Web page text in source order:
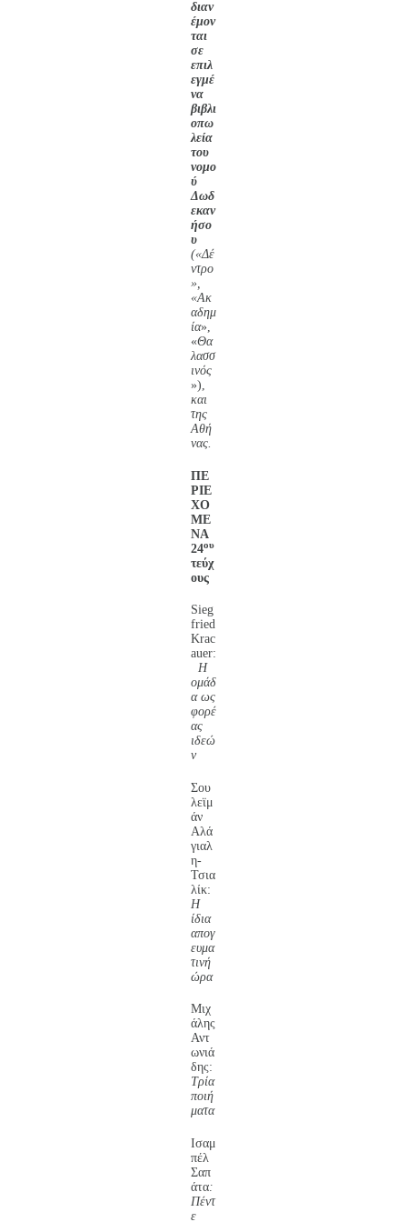
διαν
έμον
ται
σε
επιλ
εγμέ
να
βιβλι
οπω
λεία
του
νομο
ύ
Δωδ
εκαν
ήσο
υ
(«Δέ
ντρο
»,
«Ακ
αδημ
ία»,
«Θα
λασσ
ινός
»),
και
της
Αθή
νας.
ΠΕ
ΡΙΕ
ΧΟ
ΜΕ
ΝΑ
24ου
τεύχ
ους
Sieg
fried
Krac
auer:
Η
ομάδ
α ως
φορέ
ας
ιδεώ
ν
Σου
λεϊμ
άν
Αλά
γιαλ
η-
Τσια
λίκ:
Η
ίδια
απογ
ευμα
τινή
ώρα
Μιχ
άλης
Αντ
ωνιά
δης:
Τρία
ποιή
ματα
Ισαμ
πέλ
Σαπ
άτα:
Πέντ
ε